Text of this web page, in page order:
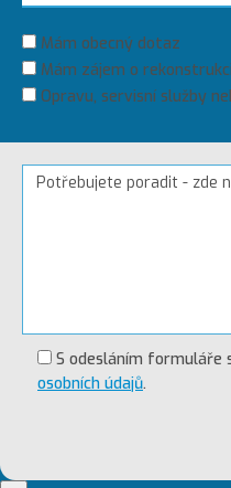
Mám obecný dotaz
Mám zájem o
Opravu, servisní služby
S odesláním formuláře
osobních údajů.